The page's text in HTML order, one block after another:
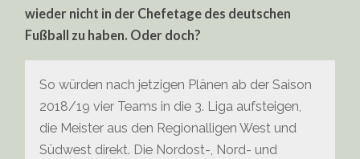
wieder nicht in der Chefetage des deutschen
Fußball zu haben. Oder doch?
So würden nach jetzigen Plänen ab der Saison
2018/19 vier Teams in die 3. Liga aufsteigen,
die Meister aus den Regionalligen West und
Südwest direkt. Die Nordost-, Nord- und